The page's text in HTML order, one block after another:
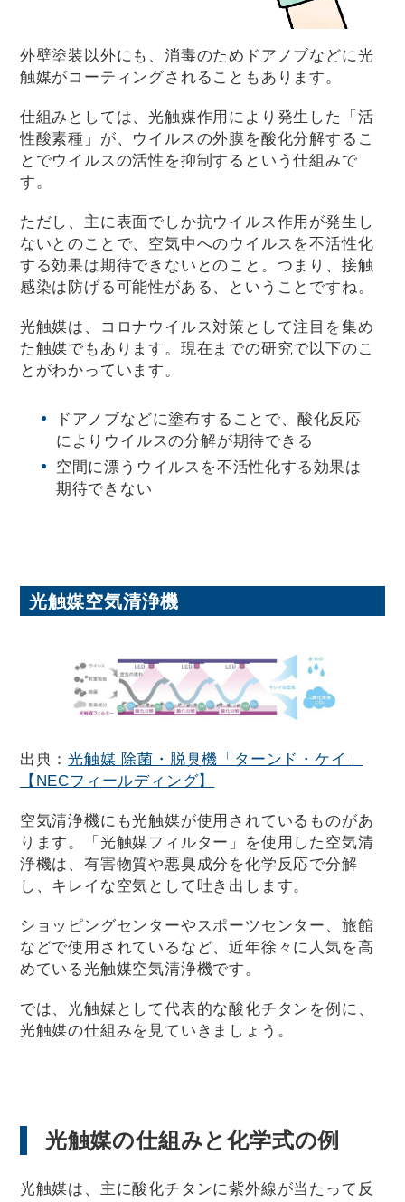
外壁塗装以外にも、消毒のためドアノブなどに光
触媒がコーティングされることもあります。
仕組みとしては、光触媒作用により発生した「活
性酸素種」が、ウイルスの外膜を酸化分解するこ
とでウイルスの活性を抑制するという仕組みで
す。
ただし、主に表面でしか抗ウイルス作用が発生し
ないとのことで、空気中へのウイルスを不活性化
する効果は期待できないとのこと。つまり、接触
感染は防げる可能性がある、ということですね。
光触媒は、コロナウイルス対策として注目を集め
た触媒でもあります。現在までの研究で以下のこ
とがわかっています。
ドアノブなどに塗布することで、酸化反応
によりウイルスの分解が期待できる
空間に漂うウイルスを不活性化する効果は
期待できない
光触媒空気清浄機
出典：光触媒 除菌・脱臭機「ターンド・ケイ」
【NECフィールディング】
空気清浄機にも光触媒が使用されているものがあ
ります。「光触媒フィルター」を使用した空気清
浄機は、有害物質や悪臭成分を化学反応で分解
し、キレイな空気として吐き出します。
ショッピングセンターやスポーツセンター、旅館
などで使用されているなど、近年徐々に人気を高
めている光触媒空気清浄機です。
では、光触媒として代表的な酸化チタンを例に、
光触媒の仕組みを見ていきましょう。
光触媒の仕組みと化学式の例
光触媒は、主に酸化チタンに紫外線が当たって反